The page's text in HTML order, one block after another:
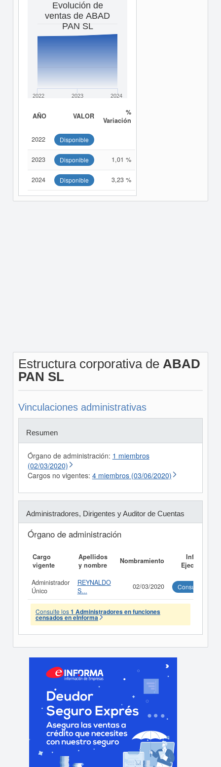
Evolución de
ventas de ABAD
PAN SL
2022 2023 2024
AÑO VALOR
%
Variación
2022 Disponible
2023 Disponible 1,01 %
2024 Disponible 3,23 %
Estructura corporativa de ABAD
PAN SL
Vinculaciones administrativas
Resumen
Órgano de administración: 1 miembros
(02/03/2020)
Cargos no vigentes: 4 miembros (03/06/2020)
Administradores, Dirigentes y Auditor de Cuentas
Órgano de administración
Cargo
vigente
Apellidos
y nombre
Nombramiento
Informe
Ejecutivo
Administrador
Único
REYNALDO
S...
02/03/2020 Consultar
Consulte los1 Administradores en funciones
censados en eInforma